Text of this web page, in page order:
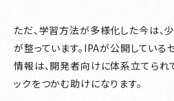
ただ、学習方法が多様化した今は、
が整っています。IPAが公開している
情報は、開発者向けに体系立てられ
ックをつかむ助けになります。